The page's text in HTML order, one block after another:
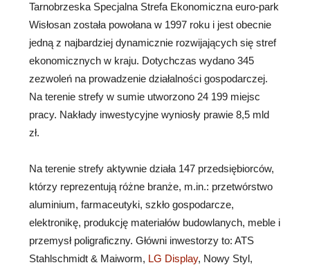
Tarnobrzeska Specjalna Strefa Ekonomiczna euro-park
Wisłosan została powołana w 1997 roku i jest obecnie
jedną z najbardziej dynamicznie rozwijających się stref
ekonomicznych w kraju. Dotychczas wydano 345
zezwoleń na prowadzenie działalności gospodarczej.
Na terenie strefy w sumie utworzono 24 199 miejsc
pracy. Nakłady inwestycyjne wyniosły prawie 8,5 mld
zł.
Na terenie strefy aktywnie działa 147 przedsiębiorców,
którzy reprezentują różne branże, m.in.: przetwórstwo
aluminium, farmaceutyki, szkło gospodarcze,
elektronikę, produkcję materiałów budowlanych, meble i
przemysł poligraficzny. Główni inwestorzy to: ATS
Stahlschmidt & Maiworm, LG Display, Nowy Styl,